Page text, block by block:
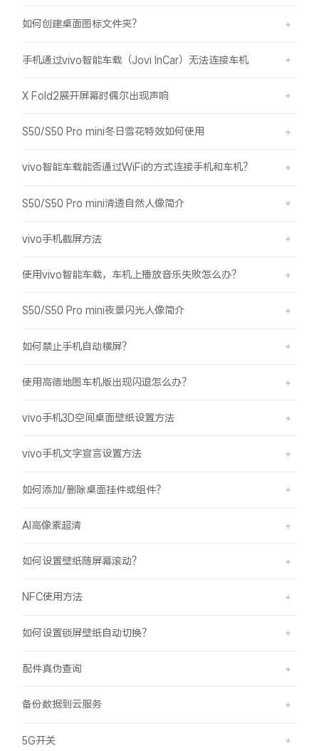
如何创建桌面图标文件夹？
手机通过vivo智能车载（Jovi InCar）无法连接车机
X Fold2展开屏幕时偶尔出现声响
S50/S50 Pro mini冬日雪花特效如何使用
vivo智能车载能否通过WiFi的方式连接手机和车机？
S50/S50 Pro mini清透自然人像简介
vivo手机截屏方法
使用vivo智能车载，车机上播放音乐失败怎么办？
S50/S50 Pro mini夜景闪光人像简介
如何禁止手机自动横屏？
使用高德地图车机版出现闪退怎么办？
vivo手机3D空间桌面壁纸设置方法
vivo手机文字宣言设置方法
如何添加/删除桌面挂件或组件？
AI高像素超清
如何设置壁纸随屏幕滚动？
NFC使用方法
如何设置锁屏壁纸自动切换？
配件真伪查询
备份数据到云服务
5G开关